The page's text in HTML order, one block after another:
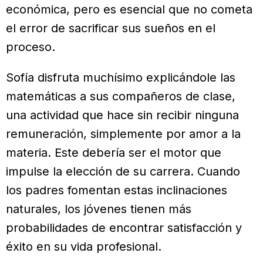
económica, pero es esencial que no cometa
el error de sacrificar sus sueños en el
proceso.
Sofía disfruta muchísimo explicándole las
matemáticas a sus compañeros de clase,
una actividad que hace sin recibir ninguna
remuneración, simplemente por amor a la
materia. Este debería ser el motor que
impulse la elección de su carrera. Cuando
los padres fomentan estas inclinaciones
naturales, los jóvenes tienen más
probabilidades de encontrar satisfacción y
éxito en su vida profesional.